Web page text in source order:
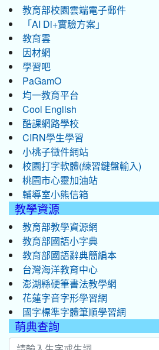
教育部校園雲端電子郵件
「AI Di+實驗方案」
教育雲
因材網
學習吧
PaGamO
均一教育平台
Cool English
酷課網路學校
CIRN學生學習
小桃子徵件網站
校園打字軟體(練習鍵盤輸入)
桃園市心靈加油站
輔導室小熊信箱
教學資源
教育部教學資源網
教育部國語小字典
教育部國語辭典簡編本
台灣海洋教育中心
澎湖縣硬筆書法教學網
花蓮字音字形學習網
國字標準字體筆順學習網
萌典查詢